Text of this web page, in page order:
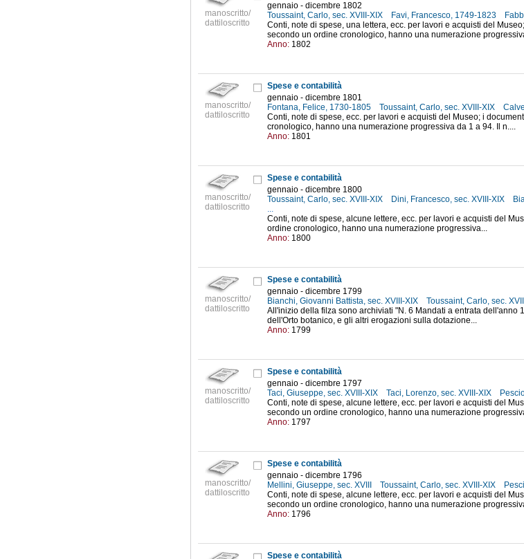
manoscritto/
dattiloscritto
gennaio - dicembre 1802
Toussaint, Carlo, sec. XVIII-XIX
Favi, Francesco, 1749-1823
Conti, note di spese, una lettera, ecc. per lavori e acquisti del
secondo un ordine cronologico, hanno una numerazione
Anno: 1802
manoscritto/
dattiloscritto
Spese e contabilità
gennaio - dicembre 1801
Fontana, Felice, 1730-1805
Toussaint, Carlo, sec. XVIII-XIX
Conti, note di spese, ecc. per lavori e acquisti del Museo; i
cronologico, hanno una numerazione progressiva da 1 a 94. Il n....
Anno: 1801
manoscritto/
dattiloscritto
Spese e contabilità
gennaio - dicembre 1800
Toussaint, Carlo, sec. XVIII-XIX
Dini, Francesco, sec. XVIII-XIX
...
Conti, note di spese, alcune lettere, ecc. per lavori e acquisti del
ordine cronologico, hanno una numerazione progressiva...
Anno: 1800
manoscritto/
dattiloscritto
Spese e contabilità
gennaio - dicembre 1799
Bianchi, Giovanni Battista, sec. XVIII-XIX
Toussaint, Carlo, sec.
All'inizio della filza sono archiviati "N. 6 Mandati a entrata dell'anno
dell'Orto botanico, e gli altri erogazioni sulla dotazione...
Anno: 1799
manoscritto/
dattiloscritto
Spese e contabilità
gennaio - dicembre 1797
Taci, Giuseppe, sec. XVIII-XIX
Taci, Lorenzo, sec. XVIII-XIX
Conti, note di spese, alcune lettere, ecc. per lavori e acquisti del
secondo un ordine cronologico, hanno una numerazione
Anno: 1797
manoscritto/
dattiloscritto
Spese e contabilità
gennaio - dicembre 1796
Mellini, Giuseppe, sec. XVIII
Toussaint, Carlo, sec. XVIII-XIX
Conti, note di spese, alcune lettere, ecc. per lavori e acquisti del
secondo un ordine cronologico, hanno una numerazione
Anno: 1796
Spese e contabilità